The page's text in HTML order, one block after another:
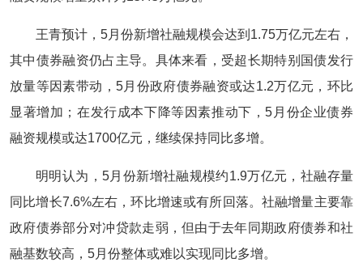
王青预计，5月份新增社融规模会达到1.75万亿元左右，
其中债券融资仍占主导。具体来看，受超长期特别国债发行
放量等因素带动，5月份政府债券融资或达1.2万亿元，环比
显著增加；在发行成本下降等因素推动下，5月份企业债券
融资规模或达1700亿元，继续保持同比多增。
明明认为，5月份新增社融规模约1.9万亿元，社融存量
同比增长7.6%左右，环比增速或有所回落。社融增量主要靠
政府债券部分对冲贷款走弱，但由于去年同期政府债券和社
融基数较高，5月份整体或难以实现同比多增。